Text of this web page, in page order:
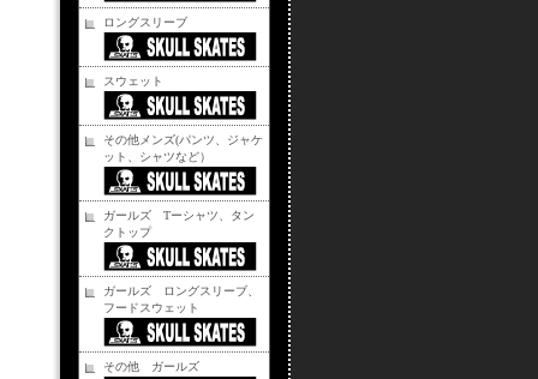
ロングスリーブ
スウェット
その他メンズ(パンツ、ジャケ
ット、シャツなど）
ガールズ Tーシャツ、タン
クトップ
ガールズ ロングスリーブ、
フードスウェット
その他 ガールズ